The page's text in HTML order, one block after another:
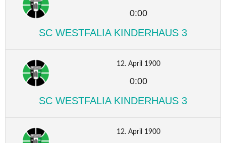
0:00
SC WESTFALIA KINDERHAUS 3
12. April 1900
0:00
SC WESTFALIA KINDERHAUS 3
12. April 1900